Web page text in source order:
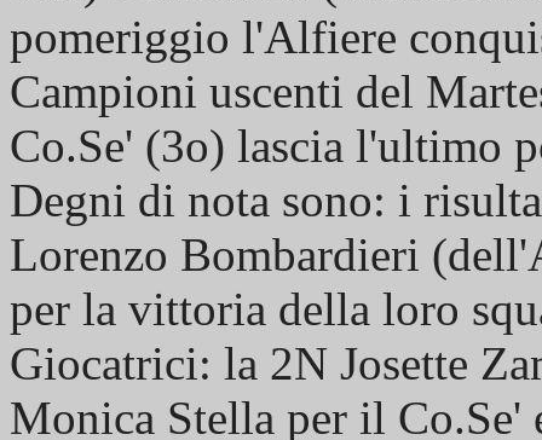
pomeriggio l'Alfiere
Campioni uscenti del
Co.Se' (3o) lascia l'ultimo
Degni di nota sono: i
Lorenzo Bombardieri
per la vittoria della loro
Giocatrici: la 2N Josette
Monica Stella per il Co.Se'